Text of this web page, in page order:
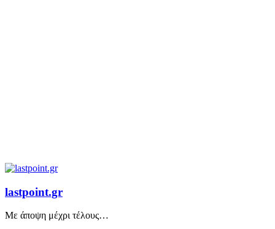
lastpoint.gr
Με άποψη μέχρι τέλους…